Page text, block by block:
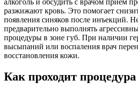
алкоголь и обсудить с врачом прием
разжижают кровь. Это помогает
появления синяков после инъекций.
предварительно выполнять
процедуры в зоне губ. При наличии
высыпаний или воспаления врач
восстановления кожи.
Как проходит процедура